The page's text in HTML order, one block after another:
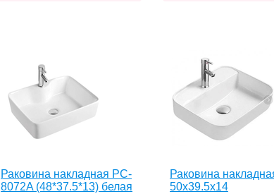
Раковина накладная PC-
8072A (48*37.5*13) белая
Раковина
50х39.5х14